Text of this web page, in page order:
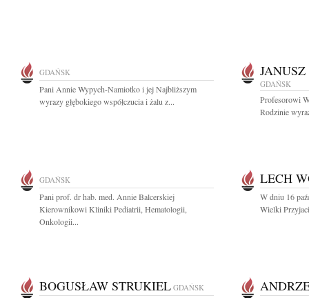
GDAŃSK
Pani Annie Wypych-Namiotko i jej Najbliższym
wyrazy głębokiego współczucia i żalu z...
GDAŃSK
Profesorowi
Rodzinie
GDAŃSK
Pani prof. dr hab. med. Annie Balcerskiej
Kierownikowi Kliniki Pediatrii, Hematologii,
Onkologii...
LECH
W dniu 16
Wielki
BOGUSŁAW STRUKIEL GDAŃSK